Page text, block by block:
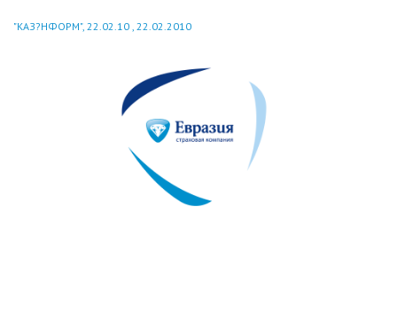
"КАЗ?НФОРМ", 22.02.10 , 22.02.2010